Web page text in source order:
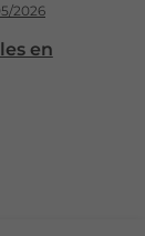
2026
en